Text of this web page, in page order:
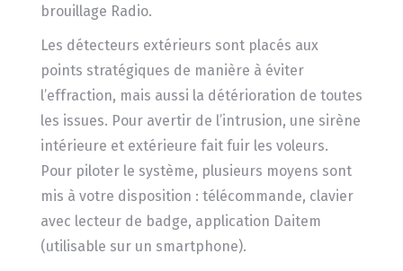
brouillage Radio.
Les détecteurs extérieurs sont placés aux
points stratégiques de manière à éviter
l’effraction, mais aussi la détérioration de toutes
les issues. Pour avertir de l’intrusion, une sirène
intérieure et extérieure fait fuir les voleurs.
Pour piloter le système, plusieurs moyens sont
mis à votre disposition : télécommande, clavier
avec lecteur de badge, application Daitem
(utilisable sur un smartphone).